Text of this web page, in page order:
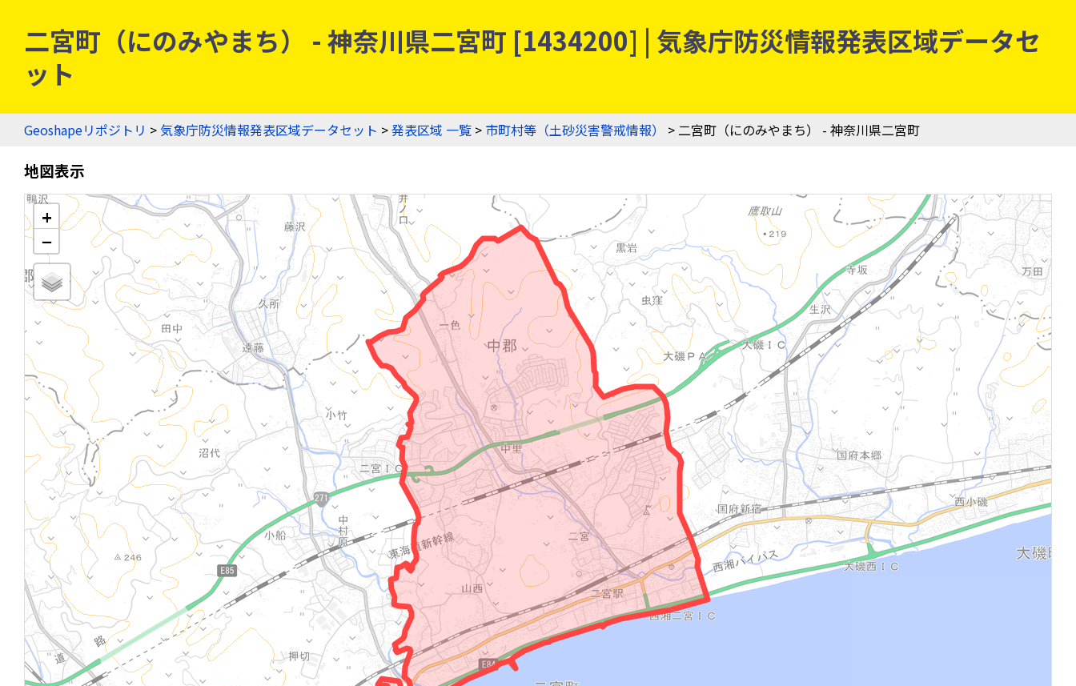
二宮町（にのみやまち） - 神奈川県二宮町 [1434200] | 気象庁防災情報発表区域データセ
ット
Geoshapeリポジトリ >気象庁防災情報発表区域データセット >発表区域 一覧 > 市町村等（土砂災害警戒情報） > 二宮町（にのみやまち） - 神奈川県二宮町
地図表示
+
−